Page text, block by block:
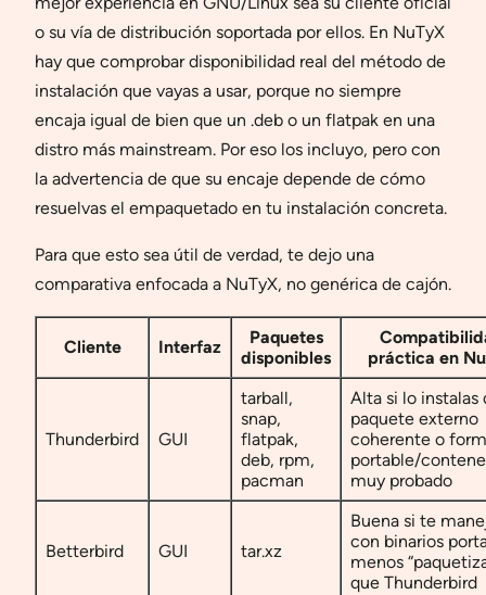
o su vía de distribución soportada por ellos. En NuTyX
hay que comprobar disponibilidad real del método de
instalación que vayas a usar, porque no siempre
encaja igual de bien que un .deb o un flatpak en una
distro más mainstream. Por eso los incluyo, pero con
la advertencia de que su encaje depende de cómo
resuelvas el empaquetado en tu instalación concreta.
Para que esto sea útil de verdad, te dejo una
comparativa enfocada a NuTyX, no genérica de cajón.
Cliente Interfaz
Paquetes
disponibles
práctica en
Thunderbird GUI
tarball,
snap,
flatpak,
deb, rpm,
pacman
Alta si lo instalas
paquete externo
coherente o
portable/
muy probado
Betterbird GUI tar.xz
Buena si te
con binarios
menos
que Thunderbird